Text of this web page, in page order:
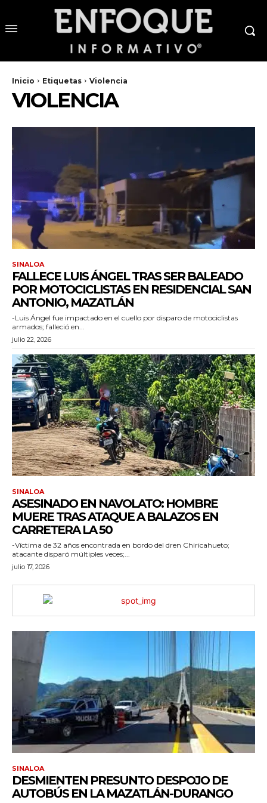
Inicio Etiquetas Violencia
VIOLENCIA
SINALOA
FALLECE LUIS ÁNGEL TRAS SER BALEADO
POR MOTOCICLISTAS EN RESIDENCIAL SAN
ANTONIO, MAZATLÁN
-Luis Ángel fue impactado en el cuello por disparo de motociclistas
armados; falleció en...
julio 22, 2026
SINALOA
ASESINADO EN NAVOLATO: HOMBRE
MUERE TRAS ATAQUE A BALAZOS EN
CARRETERA LA 50
-Víctima de 32 años encontrada en bordo del dren Chiricahueto;
atacante disparó múltiples veces;...
julio 17, 2026
SINALOA
DESMIENTEN PRESUNTO DESPOJO DE
AUTOBÚS EN LA MAZATLÁN-DURANGO